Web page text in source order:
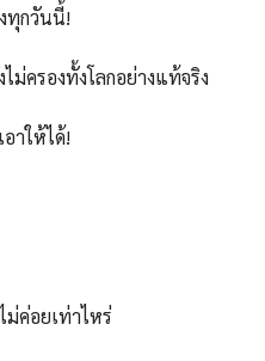
ทุกวันนี้!
ครองทั้งโลกอย่างแท้จริง
าให้ได้!
ค่อยเท่าไหร่